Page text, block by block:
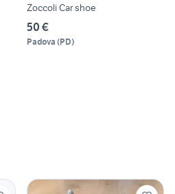
Zoccoli Car shoe
50 €
Padova (PD)